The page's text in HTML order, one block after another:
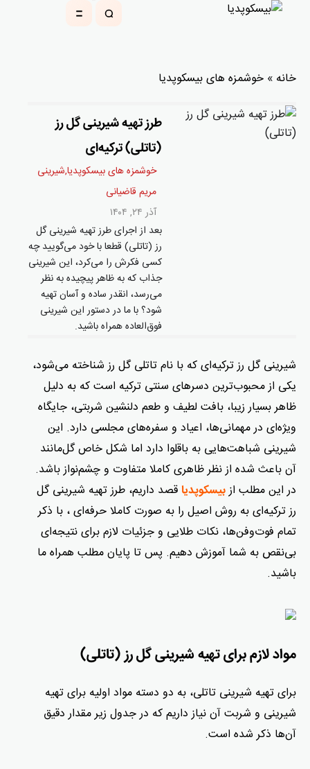
خانه » خوشمزه های بیسکوپدیا
طرز تهیه شیرینی گل رز
(تاتلی) ترکیه‌ای
خوشمزه های بیسکوپدیا,شيرينی
مریم قاضیانی
آذر ۲۴, ۱۴۰۴
بعد از اجرای طرز تهیه شیرینی گل
رز (تاتلی) قطعا با خود می‌گویید چه
کسی فکرش را می‌کرد، این شیرینی
جذاب که به ظاهر پیچیده به نظر
می‌رسد، انقدر ساده و آسان تهیه
شود؟ با ما در دستور این شیرینی
فوق‌العاده همراه باشید.
شیرینی گل رز ترکیه‌ای که با نام تاتلی گل رز شناخته می‌شود،
یکی از محبوب‌ترین دسرهای سنتی ترکیه است که به دلیل
ظاهر بسیار زیبا، بافت لطیف و طعم دلنشین شربتی، جایگاه
ویژه‌ای در مهمانی‌ها، اعیاد و سفره‌های مجلسی دارد. این
شیرینی شباهت‌هایی به باقلوا دارد اما شکل خاص گل‌مانند
آن باعث شده از نظر ظاهری کاملا متفاوت و چشم‌نواز باشد.
در این مطلب ازبیسکوپدیا قصد داریم، طرز تهیه شیرینی گل
رز ترکیه‌ای به روش اصیل را به‌ صورت کاملا حرفه‌ای ، با ذکر
تمام فوت‌وفن‌ها، نکات طلایی و جزئیات لازم برای نتیجه‌ای
بی‌نقص به شما آموزش دهیم. پس تا پایان مطلب همراه ما
باشید.
مواد لازم برای تهیه شیرینی گل رز (تاتلی)
برای تهیه شیرینی تاتلی، به دو دسته مواد اولیه‌ برای تهیه
شیرینی و شربت آن نیاز داریم که در جدول زیر مقدار دقیق
آن‌ها ذکر شده است.